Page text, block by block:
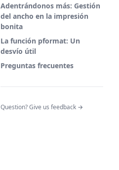
Adentrándonos más: Gestión
del ancho en la impresión
bonita
La función pformat: Un
desvío útil
Preguntas frecuentes
Question? Give us feedback →